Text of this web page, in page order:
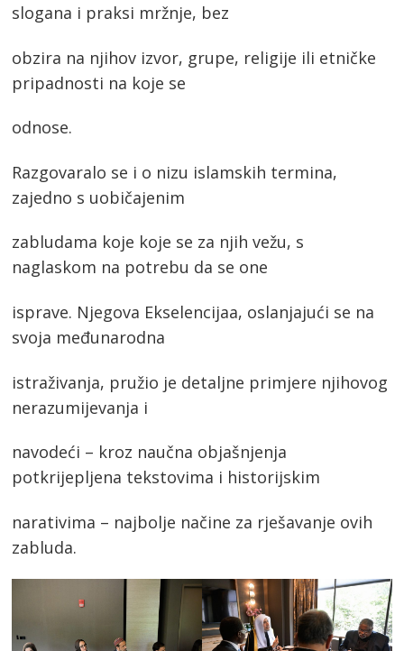
slogana i praksi mržnje, bez
obzira na njihov izvor, grupe, religije ili etničke
pripadnosti na koje se
odnose.
Razgovaralo se i o nizu islamskih termina,
zajedno s uobičajenim
zabludama koje koje se za njih vežu, s
naglaskom na potrebu da se one
isprave. Njegova Ekselencijaa, oslanjajući se na
svoja međunarodna
istraživanja, pružio je detaljne primjere njihovog
nerazumijevanja i
navodeći – kroz naučna objašnjenja
potkrijepljena tekstovima i historijskim
narativima – najbolje načine za rješavanje ovih
zabluda.